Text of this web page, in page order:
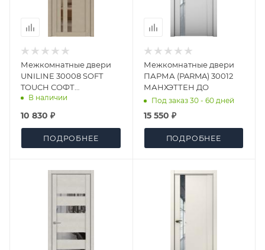
Межкомнатные двери
UNILINE 30008 SOFT
TOUCH СОФТ
КРЕМОВЫЙ ЗЕРКАЛО
В наличии
10 830 ₽
ПОДРОБНЕЕ
Межкомнатные двери
ПАРМА (PARMA) 30012
МАНХЭТТЕН ДО
Под заказ 30 - 60 дней
15 550 ₽
ПОДРОБНЕЕ